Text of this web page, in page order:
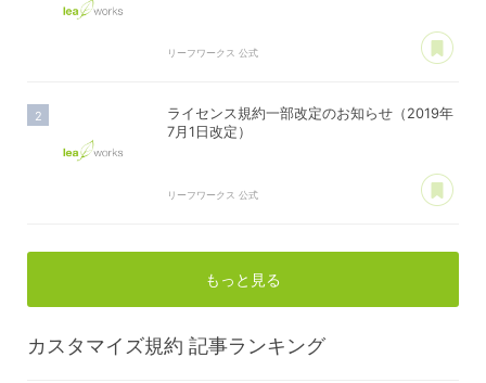
リーフワークス 公式
ライセンス規約一部改定のお知らせ（2019年
7月1日改定）
リーフワークス 公式
もっと見る
カスタマイズ規約 記事ランキング